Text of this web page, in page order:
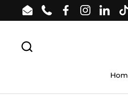
Ga naar content
EmailPhoneFacebookInstagram